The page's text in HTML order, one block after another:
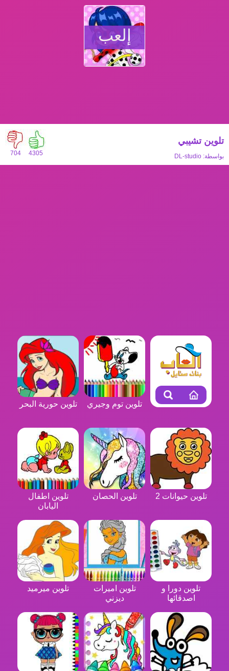
إلعب
704 4305
تلوين تشيبي
بواسطة: DL-studio
تلوين توم وجيري تلوين حورية البحر
تلوين حيوانات 2 تلوين الحصان
تلوين اطفال
اليابان
تلوين دورا و
اصدقائها
تلوين اميرات
ديزني
تلوين ميرميد